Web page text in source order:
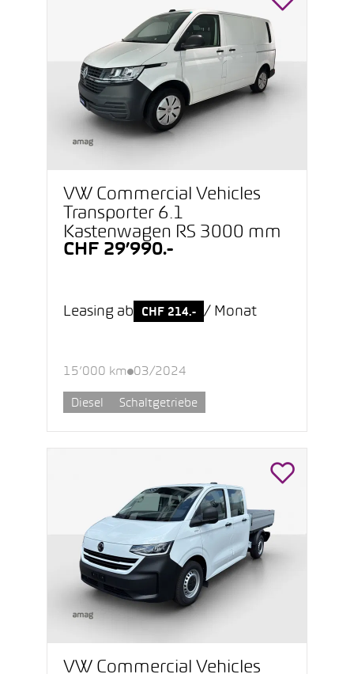
VW Commercial Vehicles
Transporter 6.1
Kastenwagen RS 3000 mm
CHF 29’990.-
Leasing ab CHF 214.- / Monat
15’000 km 03/2024
Diesel Schaltgetriebe
VW Commercial Vehicles